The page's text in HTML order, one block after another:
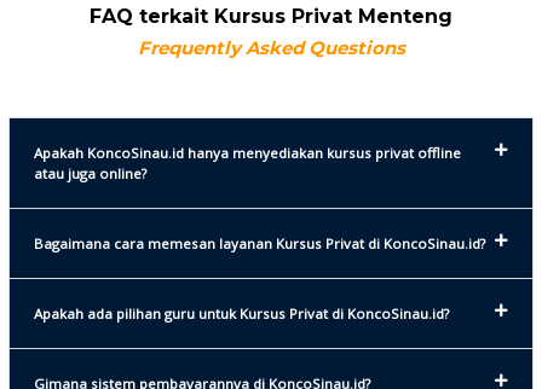
FAQ terkait Kursus Privat Menteng
Frequently Asked Questions
Apakah KoncoSinau.id hanya menyediakan kursus privat offline
atau juga online?
Bagaimana cara memesan layanan Kursus Privat di KoncoSinau.id?
Apakah ada pilihan guru untuk Kursus Privat di KoncoSinau.id?
Gimana sistem pembayarannya di KoncoSinau.id?